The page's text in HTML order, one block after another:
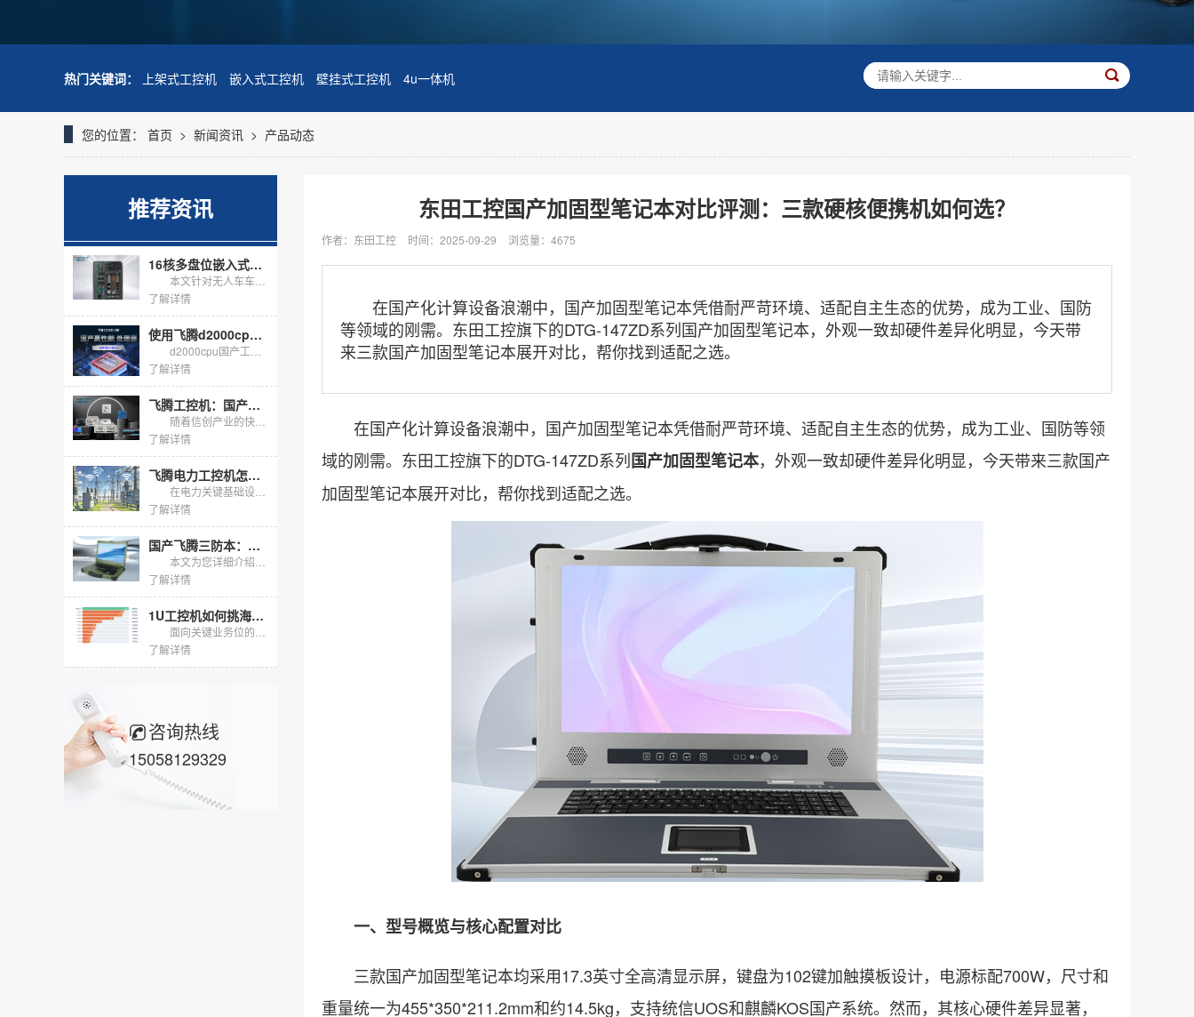
热门关键词： 上架式工控机 嵌入式工控机 壁挂式工控机 4u一体机
您的位置： 首页 > 新闻资讯 > 产品动态
推荐资讯
16核多盘位嵌入式无风扇工控机，适配无人车海量数据存储
了解详情
使用飞腾d2000cpu的国产工控机怎么选？
了解详情
飞腾工控机：国产芯、强性能、多场景，助力关键行业自主可控
了解详情
飞腾电力工控机怎么选？东田两款国产化主机适配电力规约采集
了解详情
国产飞腾三防本：为严苛环境与信息安全而生的移动工作站
了解详情
1U工控机如何挑海光八核与ECC内存｜DT-160-N3250
了解详情
咨询热线
15058129329
东田工控国产加固型笔记本对比评测：三款硬核便携机如何选？
作者：东田工控 时间：2025-09-29 浏览量：4675
在国产化计算设备浪潮中，国产加固型笔记本凭借耐严苛环境、适配自主生态的优势，成为工业、国防
等领域的刚需。东田工控旗下的DTG-147ZD系列国产加固型笔记本，外观一致却硬件差异化明显，今天带
来三款国产加固型笔记本展开对比，帮你找到适配之选。
在国产化计算设备浪潮中，国产加固型笔记本凭借耐严苛环境、适配自主生态的优势，成为工业、国防等领
域的刚需。东田工控旗下的DTG-147ZD系列国产加固型笔记本，外观一致却硬件差异化明显，今天带来三款国产
加固型笔记本展开对比，帮你找到适配之选。
一、型号概览与核心配置对比
三款国产加固型笔记本均采用17.3英寸全高清显示屏，键盘为102键加触摸板设计，电源标配700W，尺寸和
重量统一为455*350*211.2mm和约14.5kg，支持统信UOS和麒麟KOS国产系统。然而，其核心硬件差异显著，